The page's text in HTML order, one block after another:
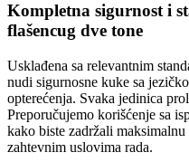
Kompletna sigurnost i
flašencug dve tone
Usklađena sa relevantnim
nudi sigurnosne kuke sa
opterećenja. Svaka jedinica
Preporučujemo korišćenje sa
kako biste zadržali
zahtevnim uslovima rada.